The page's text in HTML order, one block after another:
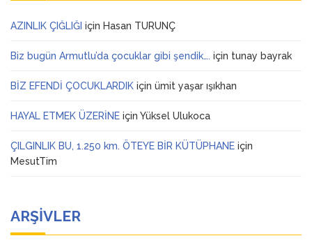
AZINLIK ÇIĞLIĞI için Hasan TURUNÇ
Biz bugün Armutlu’da çocuklar gibi şendik…. için tunay bayrak
BİZ EFENDİ ÇOCUKLARDIK için ümit yaşar ışıkhan
HAYAL ETMEK ÜZERİNE için Yüksel Ulukoca
ÇILGINLIK BU, 1.250 km. ÖTEYE BİR KÜTÜPHANE için
MesutTim
ARŞIVLER